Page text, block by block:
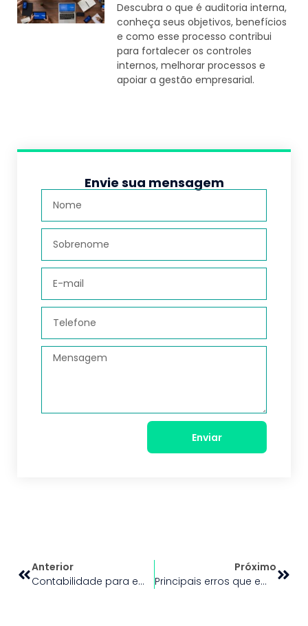
Descubra o que é auditoria interna,
conheça seus objetivos, benefícios
e como esse processo contribui
para fortalecer os controles
internos, melhorar processos e
apoiar a gestão empresarial.
Envie sua mensagem
Enviar
Anterior
Contabilidade para empresas: como ela contribui para decisões estratégicas
Próximo
Principais erros que empresas cometem com a contabilidade (e como evitar)